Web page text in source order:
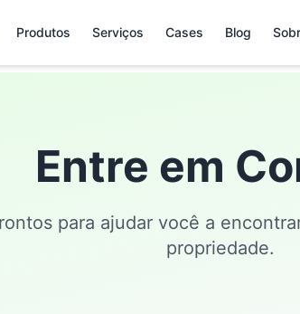
Produtos Serviços Cases Blog
Entre em
para ajudar você a
propriedade.